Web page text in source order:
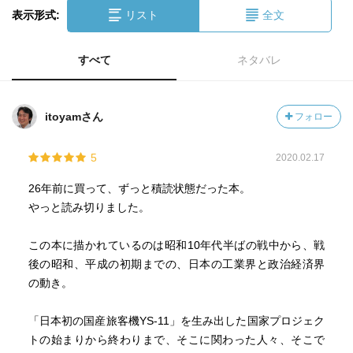
表示形式: リスト 全文
すべて ネタバレ
itoyamさん フォロー
5 2020.02.17
26年前に買って、ずっと積読状態だった本。
やっと読み切りました。
この本に描かれているのは昭和10年代半ばの戦中から、戦
後の昭和、平成の初期までの、日本の工業界と政治経済界
の動き。
「日本初の国産旅客機YS-11」を生み出した国家プロジェク
トの始まりから終わりまで、そこに関わった人々、そこで